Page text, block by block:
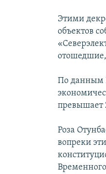
Этими
объектов
отошедшие,
По данным
превышает
Роза
вопреки